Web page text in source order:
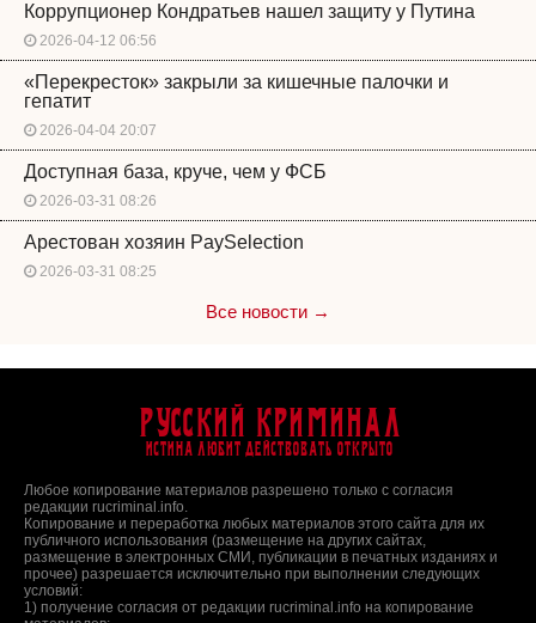
Коррупционер Кондратьев нашел защиту у Путина
2026-04-12 06:56
«Перекресток» закрыли за кишечные палочки и
гепатит
2026-04-04 20:07
Доступная база, круче, чем у ФСБ
2026-03-31 08:26
Арестован хозяин PaySelection
2026-03-31 08:25
Все новости →
Русский Криминал
Истина любит действовать открыто
Любое копирование материалов разрешено только с согласия
редакции rucriminal.info.
Копирование и переработка любых материалов этого сайта для их
публичного использования (размещение на других сайтах,
размещение в электронных СМИ, публикации в печатных изданиях и
прочее) разрешается исключительно при выполнении следующих
условий:
1) получение согласия от редакции rucriminal.info на копирование